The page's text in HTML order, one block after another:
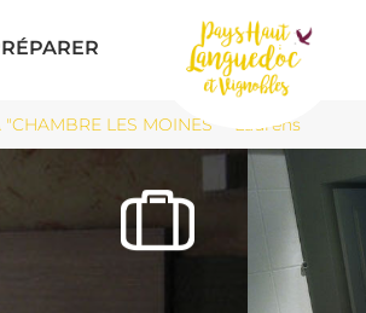
LES MOINES" - Laurens